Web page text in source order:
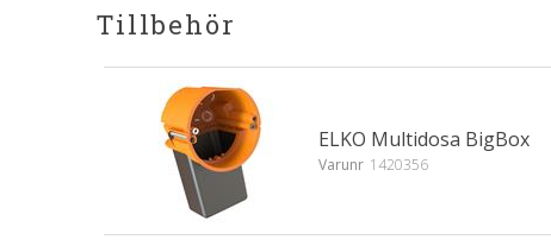
Tillbehör
ELKO Multidosa BigBox
Varunr 1420356